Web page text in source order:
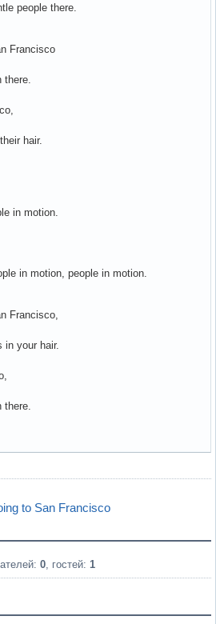
people there.
Francisco
hair.
in motion.
in motion, people in motion.
Francisco,
in your hair.
to San Francisco
0 , гостей: 1